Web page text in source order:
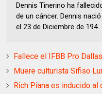
Dennis Tinerino ha
de un cáncer. Dennis
el 23 de Diciembre de 194...
Fallece el IFBB Pro
Muere culturista Sifiso
Rich Piana es inducido al